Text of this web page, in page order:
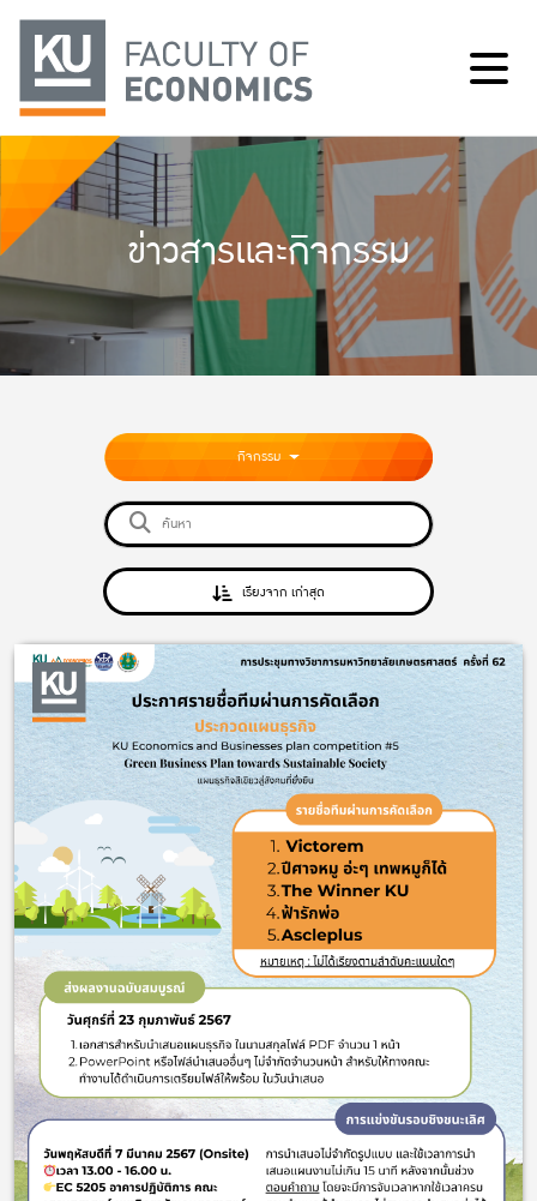
ข่าวสารและกิจกรรม
กิจกรรม
เรียงจาก เก่าสุด